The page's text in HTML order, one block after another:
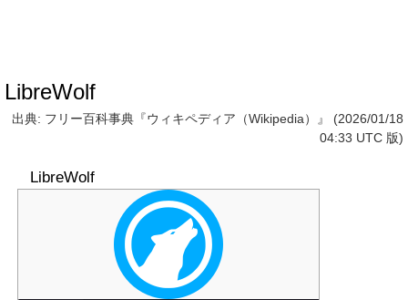
LibreWolf
出典: フリー百科事典『ウィキペディア（Wikipedia）』 (2026/01/18
04:33 UTC 版)
LibreWolf